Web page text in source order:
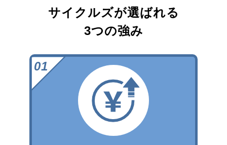
サイクルズが選ばれる
3つの強み